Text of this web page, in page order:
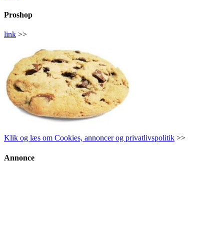
Proshop
link >>
Klik og læs om Cookies, annoncer og privatlivspolitik >>
Annonce